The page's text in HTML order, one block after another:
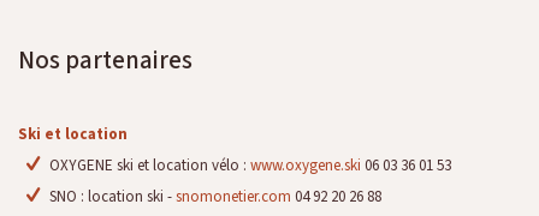
Nos partenaires
Ski et location
OXYGENE ski et location vélo : www.oxygene.ski 06 03 36 01 53
SNO : location ski -snomonetier.com 04 92 20 26 88